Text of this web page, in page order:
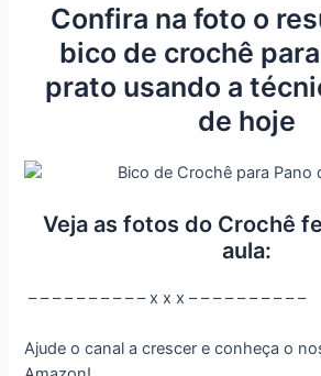
Confira na foto o
bico de crochê
prato usando a
de hoje
Veja as fotos do Crochê
aula:
– – – – – – – – – – x x x – – – – – – – – – –
Ajude o canal a crescer e conheça o